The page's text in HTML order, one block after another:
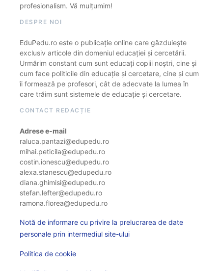
profesionalism. Vă mulțumim!
DESPRE NOI
EduPedu.ro este o publicație online care găzduiește
exclusiv articole din domeniul educației și cercetării.
Urmărim constant cum sunt educați copiii noștri, cine și
cum face politicile din educație și cercetare, cine și cum
îi formează pe profesori, cât de adecvate la lumea în
care trăim sunt sistemele de educație și cercetare.
CONTACT REDACȚIE
Adrese e-mail
raluca.pantazi@edupedu.ro
mihai.peticila@edupedu.ro
costin.ionescu@edupedu.ro
alexa.stanescu@edupedu.ro
diana.ghimisi@edupedu.ro
stefan.lefter@edupedu.ro
ramona.florea@edupedu.ro
Notă de informare cu privire la prelucrarea de date
personale prin intermediul site-ului
Politica de cookie